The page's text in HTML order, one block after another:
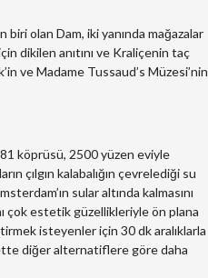
olan Dam, iki yanında mağazalar
dikilen anıtını ve Kraliçenin taç
ve Madame Tussaud’s Müzesi’nin
köprüsü, 2500 yüzen eviyle
çılgın kalabalığın çevrelediği su
sular altında kalmasını
çok estetik güzellikleriyle ön plana
isteyenler için 30 dk aralıklarla
diğer alternatiflere göre daha